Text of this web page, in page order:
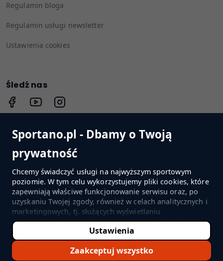
Sportano.pl - Dbamy o Twoją
prywatność
Chcemy świadczyć usługi na najwyższym sportowym
poziomie. W tym celu wykorzystujemy pliki cookies, które
zapewniają właściwe funkcjonowanie serwisu oraz, po
uzyskaniu Twojej zgody, również w celach analitycznych i
marketingowych, tj. służących wyświetlaniu
spersonalizowanych treści lub reklam (w zależności od
Twoich ustawień) i mierzeniu ich skuteczności. Jeśli
klikniesz "Zaakceptuj wszystko", wyrazisz zgodę na
przetwarzanie przez SPORTANO.COM Sp. z o.o. oraz jej
Ustawienia
Zaakceptuj wszystko
Regulamin bloga
Regulamin usługi newsletter
Ustawienia cookies
Śledź nas
PRZEJDŹ DO SKLEPU
Sprawdź nasze oceny
4.9